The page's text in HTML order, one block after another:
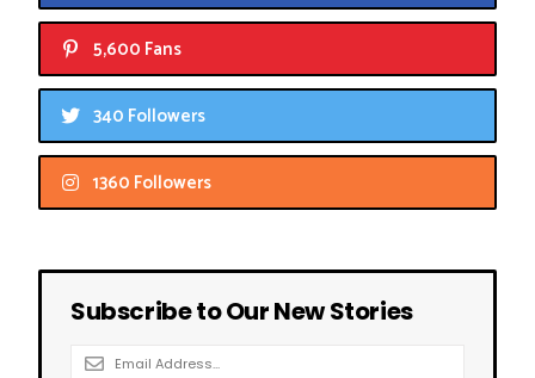
5,600 Fans
340 Followers
1360 Followers